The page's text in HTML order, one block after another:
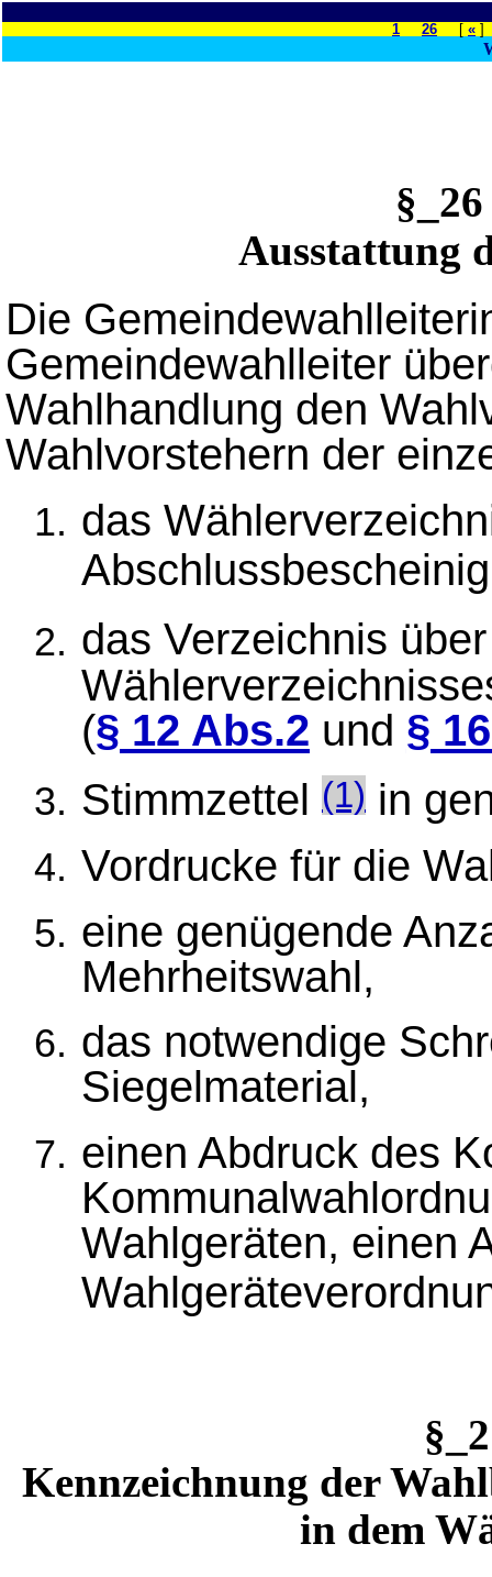
1 26 [ «
Ausstattung
Die
Gemeindewahlleiter
Wahlhandlung den
Wahlvorstehern der
das
das Verzeichnis
(§ 12 Abs.2 und §
Stimmzettel (1)in
Vordrucke für die
eine genügende
Mehrheitswahl,
das notwendige
Siegelmaterial,
einen Abdruck des
Wahlgeräten, einen
Kennzeichnung der
in dem